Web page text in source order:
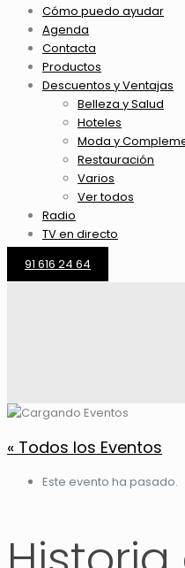
Cómo puedo ayudar
Agenda
Contacta
Productos
Descuentos y Ventajas
Belleza y Salud
Hoteles
Moda y
Restauración
Varios
Ver todos
Radio
TV en directo
91 616 24 64
« Todos los Eventos
Este evento ha pasado.